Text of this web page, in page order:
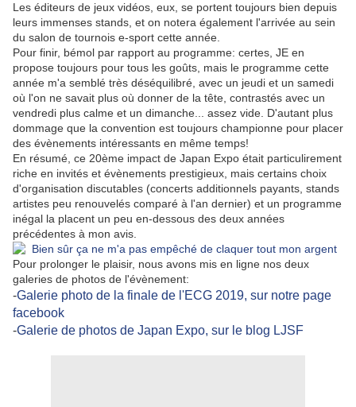
Les éditeurs de jeux vidéos, eux, se portent toujours bien depuis
leurs immenses stands, et on notera également l'arrivée au sein
du salon de tournois e-sport cette année.
Pour finir, bémol par rapport au programme: certes, JE en
propose toujours pour tous les goûts, mais le programme cette
année m'a semblé très déséquilibré, avec un jeudi et un samedi
où l'on ne savait plus où donner de la tête, contrastés avec un
vendredi plus calme et un dimanche... assez vide. D'autant plus
dommage que la convention est toujours championne pour placer
des évènements intéressants en même temps!
En résumé, ce 20ème impact de Japan Expo était particulirement
riche en invités et évènements prestigieux, mais certains choix
d'organisation discutables (concerts additionnels payants, stands
artistes peu renouvelés comparé à l'an dernier) et un programme
inégal la placent un peu en-dessous des deux années
précédentes à mon avis.
Pour prolonger le plaisir, nous avons mis en ligne nos deux
galeries de photos de l'évènement:
-Galerie photo de la finale de l'ECG 2019, sur notre page
facebook
-Galerie de photos de Japan Expo, sur le blog LJSF